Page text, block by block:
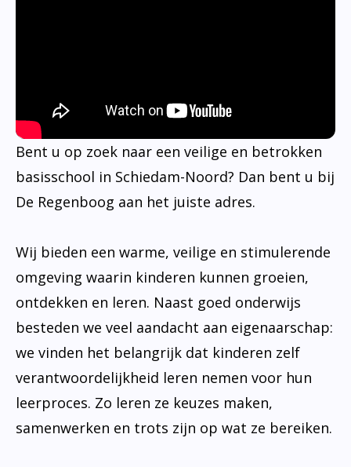
Bent u op zoek naar een veilige en betrokken
basisschool in Schiedam-Noord? Dan bent u bij
De Regenboog aan het juiste adres.
Wij bieden een warme, veilige en stimulerende
omgeving waarin kinderen kunnen groeien,
ontdekken en leren. Naast goed onderwijs
besteden we veel aandacht aan eigenaarschap:
we vinden het belangrijk dat kinderen zelf
verantwoordelijkheid leren nemen voor hun
leerproces. Zo leren ze keuzes maken,
samenwerken en trots zijn op wat ze bereiken.